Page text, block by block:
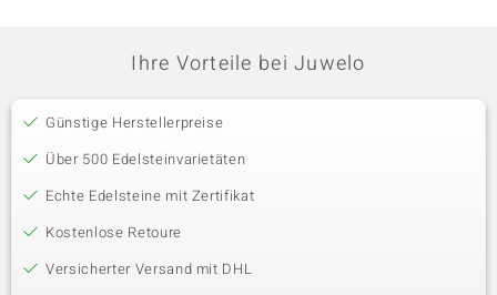
Ihre Vorteile bei Juwelo
Günstige Herstellerpreise
Über 500 Edelsteinvarietäten
Echte Edelsteine mit Zertifikat
Kostenlose Retoure
Versicherter Versand mit DHL